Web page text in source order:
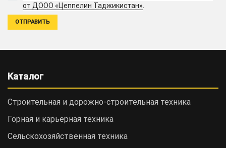
от ДООО «Цеппелин Таджикистан».
Каталог
Строительная и дорожно-cтроительная техника
Горная и карьерная техника
Сельскохозяйственная техника